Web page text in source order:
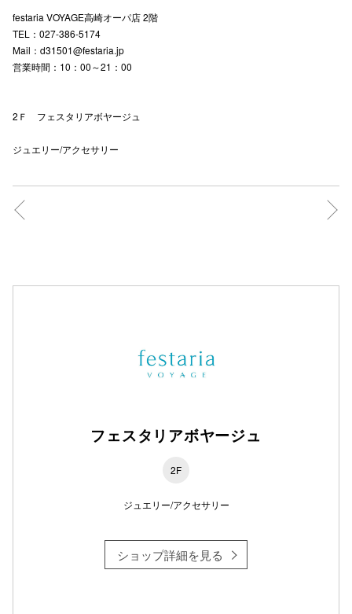
festaria VOYAGE高崎オーパ店 2階
TEL：027-386-5174
Mail：d31501@festaria.jp
営業時間：10：00～21：00
2Ｆ フェスタリアボヤージュ
ジュエリー/アクセサリー
フェスタリアボヤージュ
2F
ジュエリー/アクセサリー
ショップ詳細を見る